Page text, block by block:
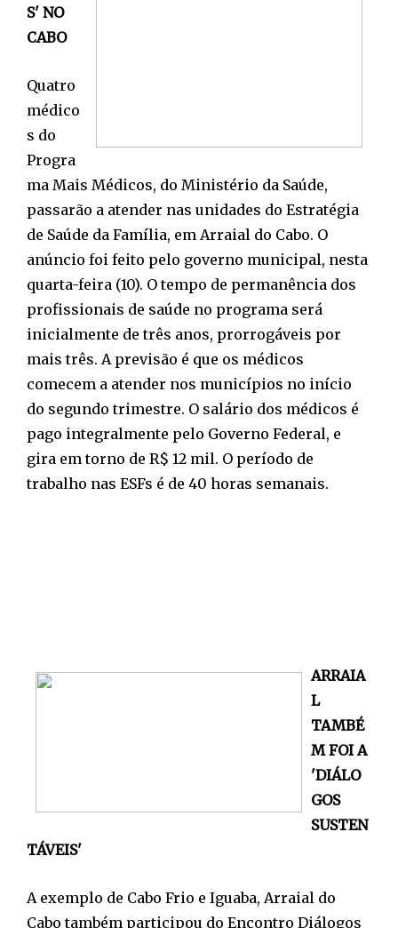
S' NO
CABO
Quatro
médico
s do
Progra
ma Mais Médicos, do Ministério da Saúde,
passarão a atender nas unidades do Estratégia
de Saúde da Família, em Arraial do Cabo. O
anúncio foi feito pelo governo municipal, nesta
quarta-feira (10). O tempo de permanência dos
profissionais de saúde no programa será
inicialmente de três anos, prorrogáveis por
mais três. A previsão é que os médicos
comecem a atender nos municípios no início
do segundo trimestre. O salário dos médicos é
pago integralmente pelo Governo Federal, e
gira em torno de R$ 12 mil. O período de
trabalho nas ESFs é de 40 horas semanais.
ARRAIA
L
TAMBÉ
M FOI A
'DIÁLO
GOS
SUSTEN
TÁVEIS'
A exemplo de Cabo Frio e Iguaba, Arraial do
Cabo também participou do Encontro Diálogos